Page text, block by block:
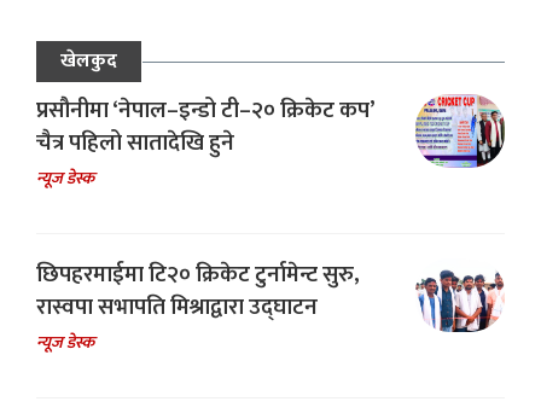
खेलकुद
प्रसौनीमा ‘नेपाल–इन्डो टी–२० क्रिकेट कप’
चैत्र पहिलो सातादेखि हुने
न्यूज डेस्क
छिपहरमाईमा टि२० क्रिकेट टुर्नामेन्ट सुरु,
रास्वपा सभापति मिश्राद्वारा उद्घाटन
न्यूज डेस्क